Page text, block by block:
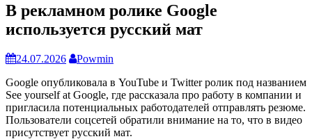
В рекламном ролике Google
используется русский мат
24.07.2026
Powmin
Google опубликовала в YouTube и Twitter ролик под названием
See yourself at Google, где рассказала про работу в компании и
пригласила потенциальных работодателей отправлять резюме.
Пользователи соцсетей обратили внимание на то, что в видео
присутствует русский мат.